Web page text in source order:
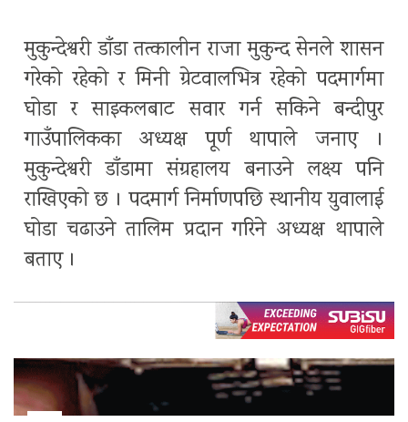
मुकुन्देश्वरी डाँडा तत्कालीन राजा मुकुन्द सेनले शासन
गरेको रहेको र मिनी ग्रेटवालभित्र रहेको पदमार्गमा
घोडा र साइकलबाट सवार गर्न सकिने बन्दीपुर
गाउँपालिकका अध्यक्ष पूर्ण थापाले जनाए ।
मुकुन्देश्वरी डाँडामा संग्रहालय बनाउने लक्ष्य पनि
राखिएको छ । पदमार्ग निर्माणपछि स्थानीय युवालाई
घोडा चढाउने तालिम प्रदान गरिने अध्यक्ष थापाले
बताए ।